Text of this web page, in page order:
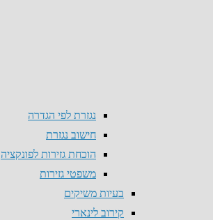
נגזרת לפי הגדרה
חישוב נגזרת
הוכחת גזירות לפונקציה
משפטי גזירות
בעיות משיקים
קירוב לינארי